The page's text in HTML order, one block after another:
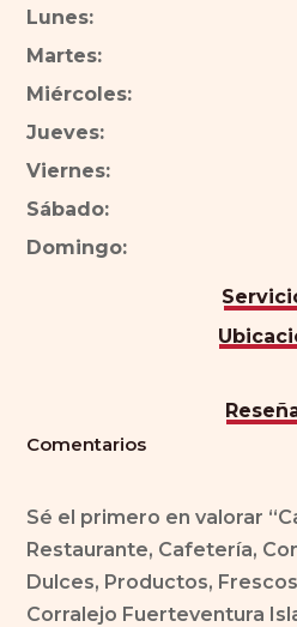
Lunes:
Martes:
Miércoles:
Jueves:
Viernes:
Sábado:
Domingo:
Comentarios
Sé el primero en valorar
Restaurante, Cafetería,
Dulces, Productos,
Corralejo Fuerteventura